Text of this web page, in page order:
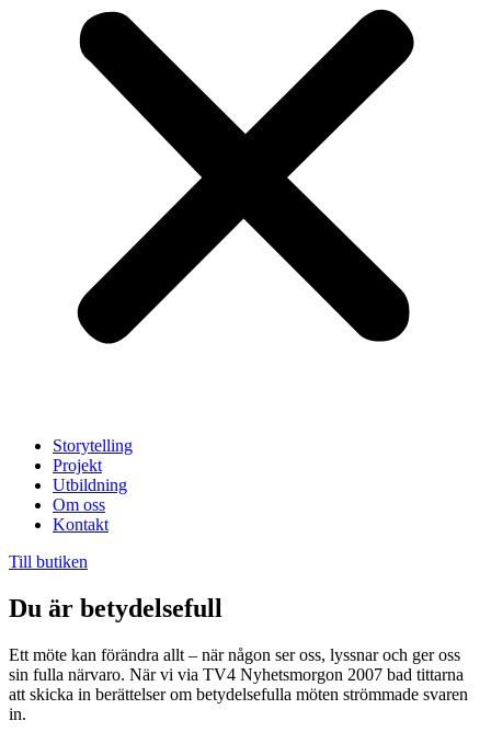
Storytelling
Projekt
Utbildning
Om oss
Kontakt
Till butiken
Du är betydelsefull
Ett möte kan förändra allt – när någon ser oss, lyssnar och ger oss
sin fulla närvaro. När vi via TV4 Nyhetsmorgon 2007 bad tittarna
att skicka in berättelser om betydelsefulla möten strömmade svaren
in.